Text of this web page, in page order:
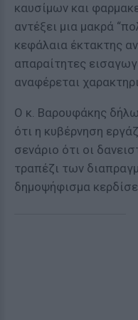
καυσίμων και
αντέξει μια μακρά
κεφάλαια έκτακτης
απαραίτητες
αναφέρεται
Ο κ. Βαρουφάκης
ότι η κυβέρνηση
σενάριο ότι οι
τραπέζι των
δημοψήφισμα